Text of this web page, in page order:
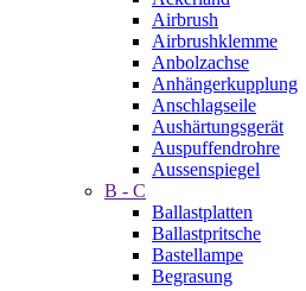
Airbrush
Airbrushklemme
Anbolzachse
Anhängerkupplung
Anschlagseile
Aushärtungsgerät
Auspuffendrohre
Aussenspiegel
B - C
Ballastplatten
Ballastpritsche
Bastellampe
Begrasung